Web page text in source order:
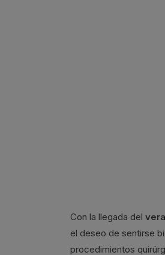
Con la llegada del
el deseo de sentirse
procedimientos